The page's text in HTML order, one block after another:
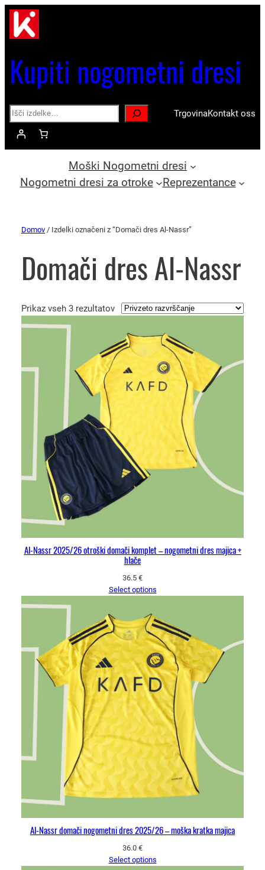
Kupiti nogometni dresi
Search TrgovinaKontakt oss
Moški Nogometni dresi
Nogometni dresi za otroke
Reprezentance
Domov / Izdelki označeni z “Domači dres Al-Nassr”
Domači dres Al-Nassr
Prikaz vseh 3 rezultatov
Al-Nassr 2025/26 otroški domači komplet – nogometni dres majica +
hlače
36.5 €
Select options
Al-Nassr domači nogometni dres 2025/26 – moška kratka majica
36.0 €
Select options